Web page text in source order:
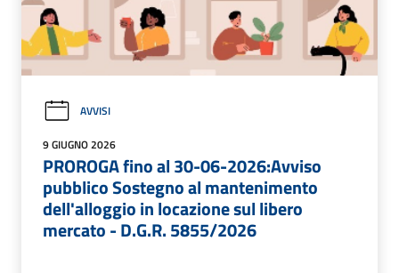
AVVISI
9 GIUGNO 2026
PROROGA fino al 30-06-2026:Avviso
pubblico Sostegno al mantenimento
dell'alloggio in locazione sul libero
mercato - D.G.R. 5855/2026